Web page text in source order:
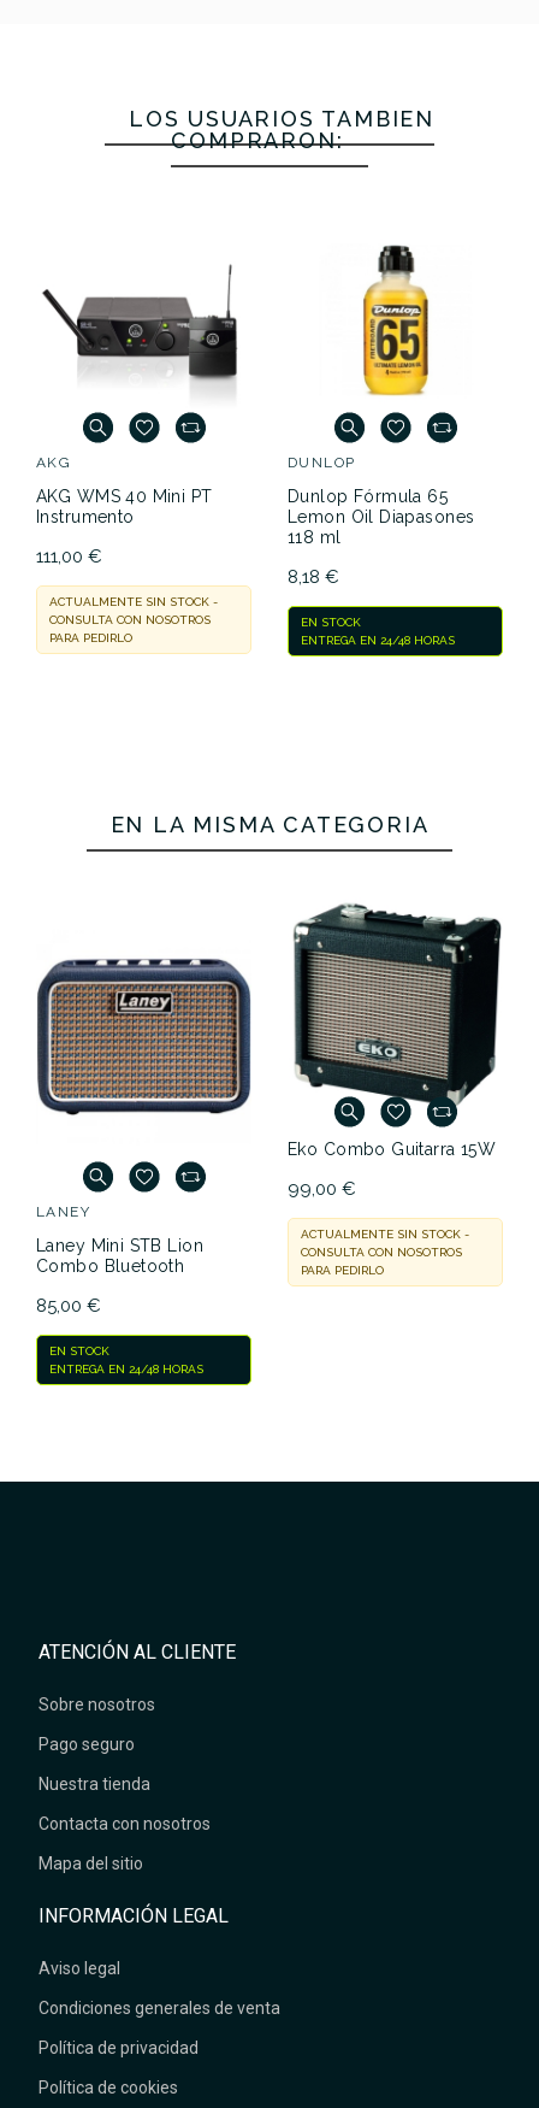
LOS USUARIOS TAMBIÉN
COMPRARON:
AKG
AKG WMS 40 Mini PT
Instrumento
111,00 €
ACTUALMENTE SIN STOCK -
CONSULTA CON NOSOTROS
PARA PEDIRLO
DUNLOP
Dunlop Fórmula 65
Lemon Oil Diapasones
118 ml
8,18 €
EN STOCK
ENTREGA EN 24/48 HORAS
EN LA MISMA CATEGORÍA
LANEY
Laney Mini STB Lion
Combo Bluetooth
85,00 €
EN STOCK
ENTREGA EN 24/48 HORAS
Eko Combo Guitarra 15W
99,00 €
ACTUALMENTE SIN STOCK -
CONSULTA CON NOSOTROS
PARA PEDIRLO
ATENCIÓN AL CLIENTE
Sobre nosotros
Pago seguro
Nuestra tienda
Contacta con nosotros
Mapa del sitio
INFORMACIÓN LEGAL
Aviso legal
Condiciones generales de venta
Política de privacidad
Política de cookies